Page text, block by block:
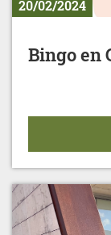
20/02/2024
Bingo en